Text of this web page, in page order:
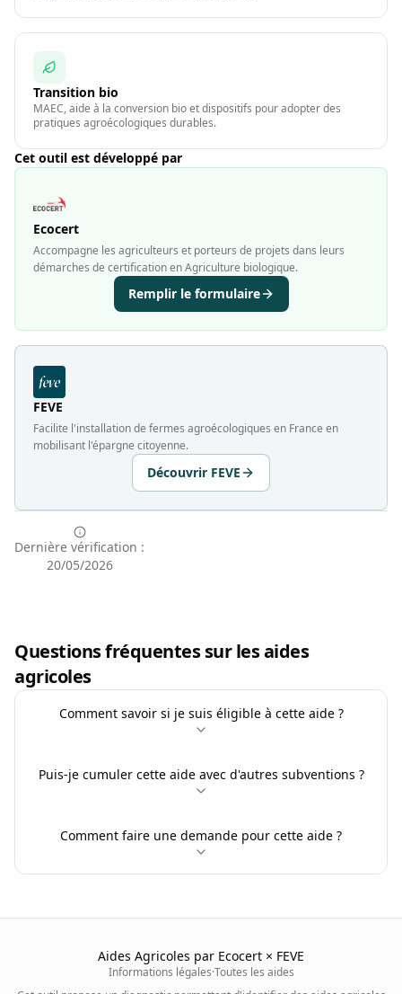
Transition bio
MAEC, aide à la conversion bio et dispositifs pour adopter des
pratiques agroécologiques durables.
Cet outil est développé par
Ecocert
Accompagne les agriculteurs et porteurs de projets dans leurs
démarches de certification en Agriculture biologique.
Remplir le formulaire
FEVE
Facilite l'installation de fermes agroécologiques en France en
mobilisant l'épargne citoyenne.
Découvrir FEVE
Dernière vérification :
20/05/2026
Questions fréquentes sur les aides
agricoles
Comment savoir si je suis éligible à cette aide ?
Puis-je cumuler cette aide avec d'autres subventions ?
Comment faire une demande pour cette aide ?
Aides Agricoles par Ecocert × FEVE
Informations légales·Toutes les aides